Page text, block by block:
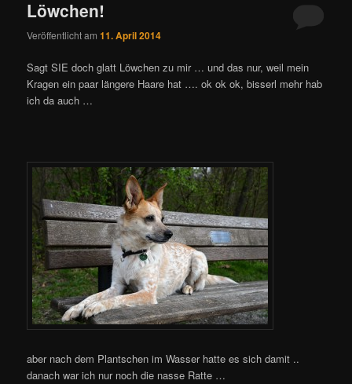
Löwchen!
Veröffentlicht am11. April 2014
Sagt SIE doch glatt Löwchen zu mir … und das nur, weil mein
Kragen ein paar längere Haare hat …. ok ok ok, bisserl mehr hab
ich da auch …
aber nach dem Plantschen im Wasser hatte es sich damit ..
danach war ich nur noch die nasse Ratte …